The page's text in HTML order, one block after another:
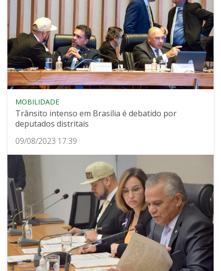
MOBILIDADE
Trânsito intenso em Brasília é debatido por
deputados distritais
09/08/2023 17:39